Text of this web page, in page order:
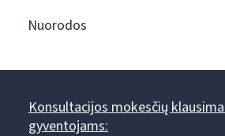
Nuorodos
Konsultacijos mokesčių
gyventojams: